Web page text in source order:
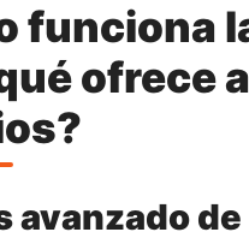
funciona
ofrece
avanzado de